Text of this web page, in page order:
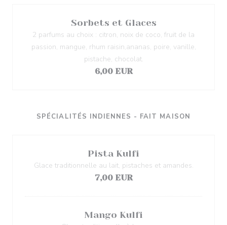
Sorbets et Glaces
2 parfums au choix : citron, noix de coco, fruit de la
passion, mangue, rhum raisin,ananas, poire, vanille,
pistache, chocolat.
6,00 EUR
SPÉCIALITÉS INDIENNES - FAIT MAISON
Pista Kulfi
Glace traditionnelle au lait, pistaches et amandes.
7,00 EUR
Mango Kulfi